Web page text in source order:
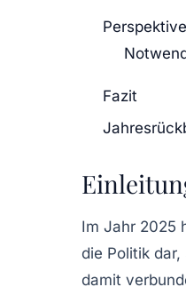
Fazit
Im Jahr 2025
die Politik
damit